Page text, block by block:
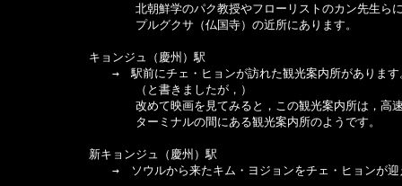
北朝鮮学のパク教授やフローリストのカン先生らに会
プルグクサ（仏国寺）の近所にあります。
キョンジュ（慶州）駅
→　駅前にチェ・ヒョンが訪れた観光案内所があります
（と書きましたが，）
改めて映画を見てみると，この観光案内所は，高速バス
ターミナルの間にある観光案内所のようです。
新キョンジュ（慶州）駅
→　ソウルから来たキム・ヨジョンをチェ・ヒョンが迎え